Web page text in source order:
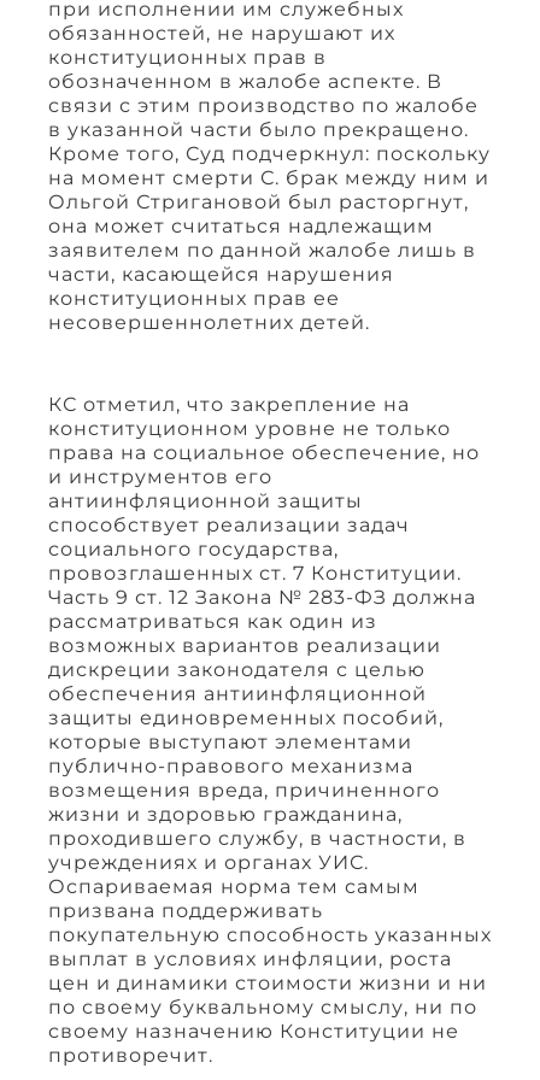
при исполнении им служебных
обязанностей, не нарушают их
конституционных прав в
обозначенном в жалобе аспекте. В
связи с этим производство по жалобе
в указанной части было прекращено.
Кроме того, Суд подчеркнул: поскольку
на момент смерти С. брак между ним и
Ольгой Стригановой был расторгнут,
она может считаться надлежащим
заявителем по данной жалобе лишь в
части, касающейся нарушения
конституционных прав ее
несовершеннолетних детей.
КС отметил, что закрепление на
конституционном уровне не только
права на социальное обеспечение, но
и инструментов его
антиинфляционной защиты
способствует реализации задач
социального государства,
провозглашенных ст. 7 Конституции.
Часть 9 ст. 12 Закона № 283-ФЗ должна
рассматриваться как один из
возможных вариантов реализации
дискреции законодателя с целью
обеспечения антиинфляционной
защиты единовременных пособий,
которые выступают элементами
публично-правового механизма
возмещения вреда, причиненного
жизни и здоровью гражданина,
проходившего службу, в частности, в
учреждениях и органах УИС.
Оспариваемая норма тем самым
призвана поддерживать
покупательную способность указанных
выплат в условиях инфляции, роста
цен и динамики стоимости жизни и ни
по своему буквальному смыслу, ни по
своему назначению Конституции не
противоречит.